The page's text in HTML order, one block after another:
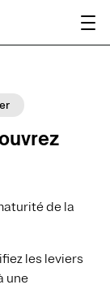
de la
les leviers
une